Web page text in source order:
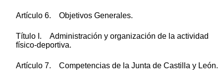
Artículo 6. Objetivos Generales.
Título I. Administración y organización de la actividad
físico-deportiva.
Artículo 7. Competencias de la Junta de Castilla y León.